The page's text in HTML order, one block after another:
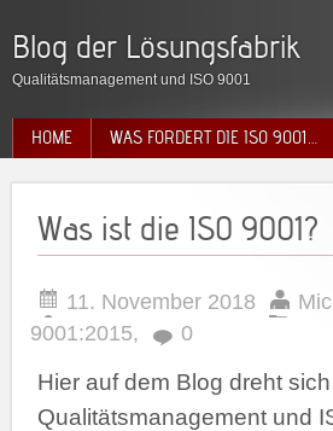
Blog der Lösungsfabrik
Qualitätsmanagement und ISO 9001
HOME WAS FORDERT DIE ISO 9001…
Was ist die ISO 9001?
11. November 2018
9001:2015, 0
Hier auf dem Blog dreht
Qualitätsmanagement und